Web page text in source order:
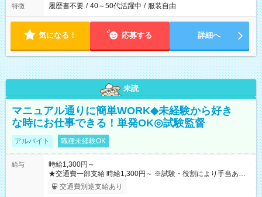
特徴 履歴書不要 / 40～50代活躍中 / 服装自由
気になる！ 応募する 詳細へ
未読
マニュアル通りに簡単WORK◆未経験から好き
な時にお仕事できる！単発OK◎試験監督
アルバイト 職種未経験OK
給与
時給1,300円～
★交通費一部支給 時給1,300円～ ※試験・役割により手当あり
※勤務回数により昇給あり 【即給（前払い）オプションあ
り！】 希望される場合、勤務から1週間ほどで給与の一部を受け
交通費別途支給あり